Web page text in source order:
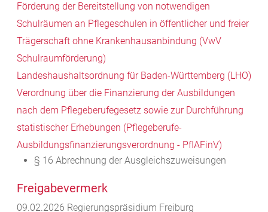
Förderung der Bereitstellung von notwendigen
Schulräumen an Pflegeschulen in öffentlicher und freier
Trägerschaft ohne Krankenhausanbindung (VwV
Schulraumförderung)
Landeshaushaltsordnung für Baden-Württemberg (LHO)
Verordnung über die Finanzierung der Ausbildungen
nach dem Pflegeberufegesetz sowie zur Durchführung
statistischer Erhebungen (Pflegeberufe-
Ausbildungsfinanzierungsverordnung - PfIAFinV)
§ 16 Abrechnung der Ausgleichszuweisungen
Freigabevermerk
09.02.2026 Regierungspräsidium Freiburg